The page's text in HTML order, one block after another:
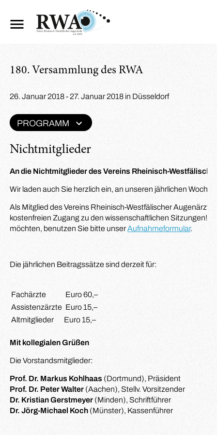
180. Versammlung des RWA
Nichtmitglieder
An die Nichtmitglieder des Vereins Rheinisch-
Wir laden auch Sie herzlich ein, an unseren jährlichen
Als Mitglied des Vereins Rheinisch-Westfälischer
kostenfreien Zugang zu den wissenschaftlichen Sitzungen!
möchten, benutzen Sie bitte unserAufnahmeformular.
Die jährlichen Beitragssätze sind derzeit für:
Fachärzte
Euro 60,–
Assistenzärzte Euro 15,–
Altmitglieder
Euro 15,–
Mit kollegialen Grüßen
Die Vorstandsmitglieder:
Prof. Dr. Markus Kohlhaas (Dortmund), Präsident
Prof. Dr. Peter Walter (Aachen), Stellv. Vorsitzender
Dr. Kristian Gerstmeyer (Minden), Schriftführer
Dr. Jörg-Michael Koch (Münster), Kassenführer
26. Januar 2018 - 27. Januar 2018 in Düsseldorf
PROGRAMM